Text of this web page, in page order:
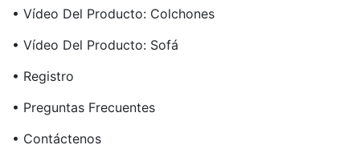
• Vídeo Del Producto: Colchones
• Vídeo Del Producto: Sofá
• Registro
• Preguntas Frecuentes
• Contáctenos